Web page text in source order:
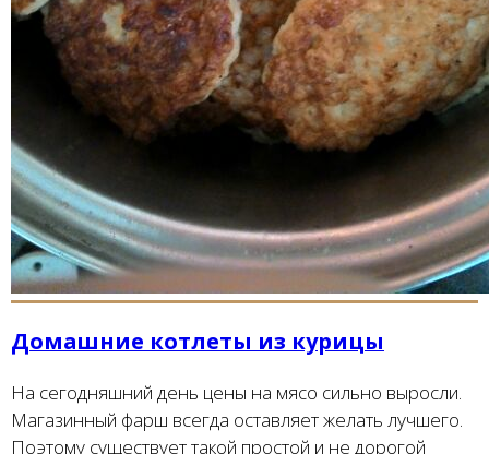
Домашние котлеты из курицы
На сегодняшний день цены на мясо сильно выросли.
Магазинный фарш всегда оставляет желать лучшего.
Поэтому существует такой простой и не дорогой